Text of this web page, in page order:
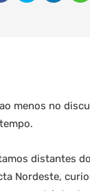
menos no
distantes
Nordeste,